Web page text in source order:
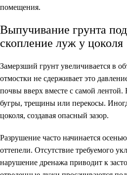
помещения.
Выпучивание грунта
скопление луж у цоколя
Замерзший грунт увеличивается в
отмостки не сдерживает это
почвы вверх вместе с самой
бугры, трещины или перекосы.
цоколя, создавая опасный зазор.
Разрушение часто начинается
оттепели. Отсутствие требуемого
нарушение дренажа приводит к